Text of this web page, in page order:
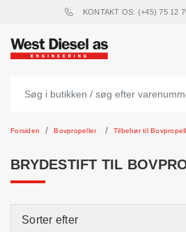
KONTAKT OS: (+45) 75 12
Forsiden Bovpropeller Tilbehør til
BRYDESTIFT TIL
Sorter efter